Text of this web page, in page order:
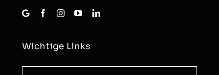
Wichtige Links